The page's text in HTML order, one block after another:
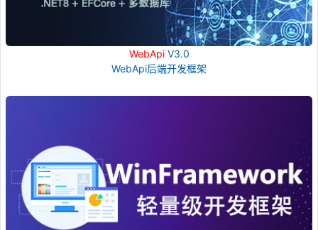
WebApiV3.0
WebApi后端开发框架